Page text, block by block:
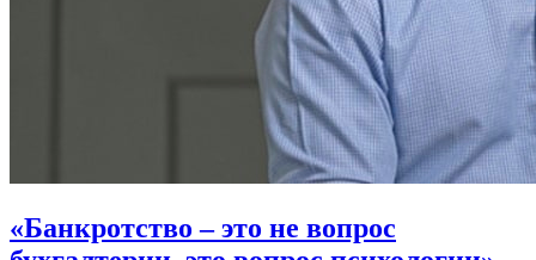
«Банкротство – это не вопрос